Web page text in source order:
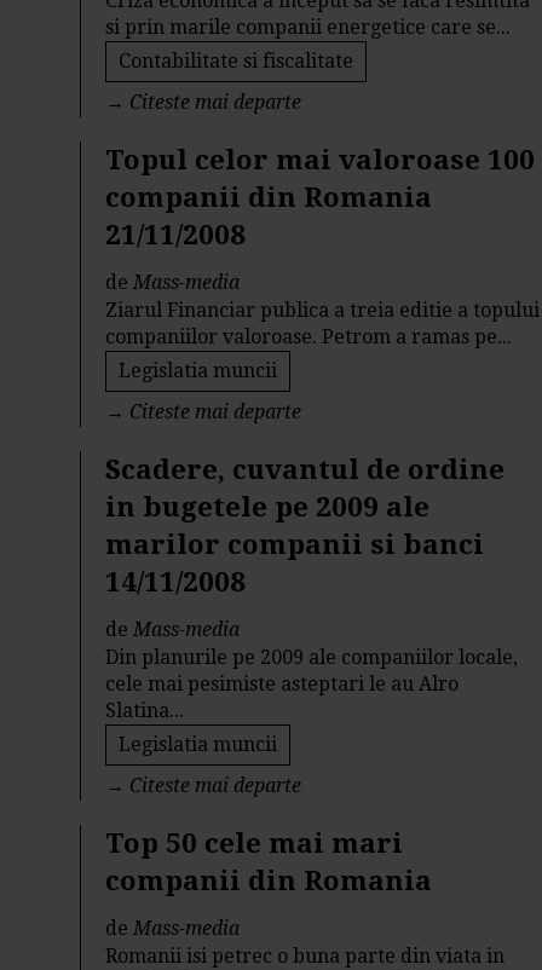
si prin marile companii energetice care se...
Contabilitate si fiscalitate
→ Citeste mai departe
Topul celor mai valoroase 100
companii din Romania
21/11/2008
deMass-media
Ziarul Financiar publica a treia editie a topului
companiilor valoroase. Petrom a ramas pe...
Legislatia muncii
→ Citeste mai departe
Scadere, cuvantul de ordine
in bugetele pe 2009 ale
marilor companii si banci
14/11/2008
deMass-media
Din planurile pe 2009 ale companiilor locale,
cele mai pesimiste asteptari le au Alro
Slatina...
Legislatia muncii
→ Citeste mai departe
Top 50 cele mai mari
companii din Romania
deMass-media
Romanii isi petrec o buna parte din viata in